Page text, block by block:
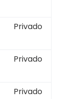
Privado
Privado
Privado